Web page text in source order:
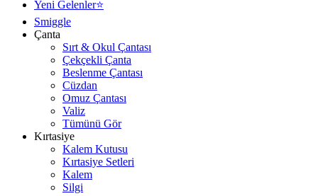
Yeni Gelenler⭐
Smiggle
Çanta
Sırt & Okul Çantası
Çekçekli Çanta
Beslenme Çantası
Cüzdan
Omuz Çantası
Valiz
Tümünü Gör
Kırtasiye
Kalem Kutusu
Kırtasiye Setleri
Kalem
Silgi